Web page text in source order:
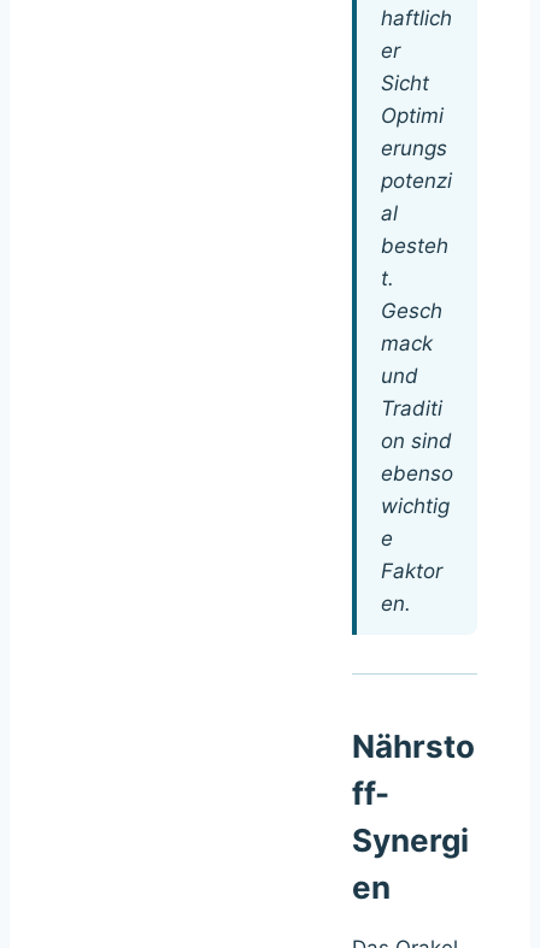
haftlich
er
Sicht
Optimi
erungs
potenzi
al
besteh
t.
Gesch
mack
und
Traditi
on sind
ebenso
wichtig
e
Faktor
en.
Nährsto
ff-
Synergi
en